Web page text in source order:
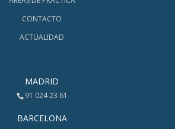
CONTACTO
ACTUALIDAD
MADRID
91 024 23 61
BARCELONA